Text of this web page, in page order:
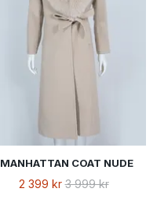
MANHATTAN COAT NUDE
2 399 kr 3 999 kr